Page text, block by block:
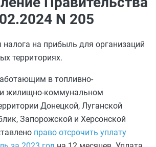
N 205
налога на прибыль для организаций
территориях.
в топливно-
и жилищно-коммунальном
Донецкой, Луганской
Запорожской и Херсонской
право отсрочить уплату